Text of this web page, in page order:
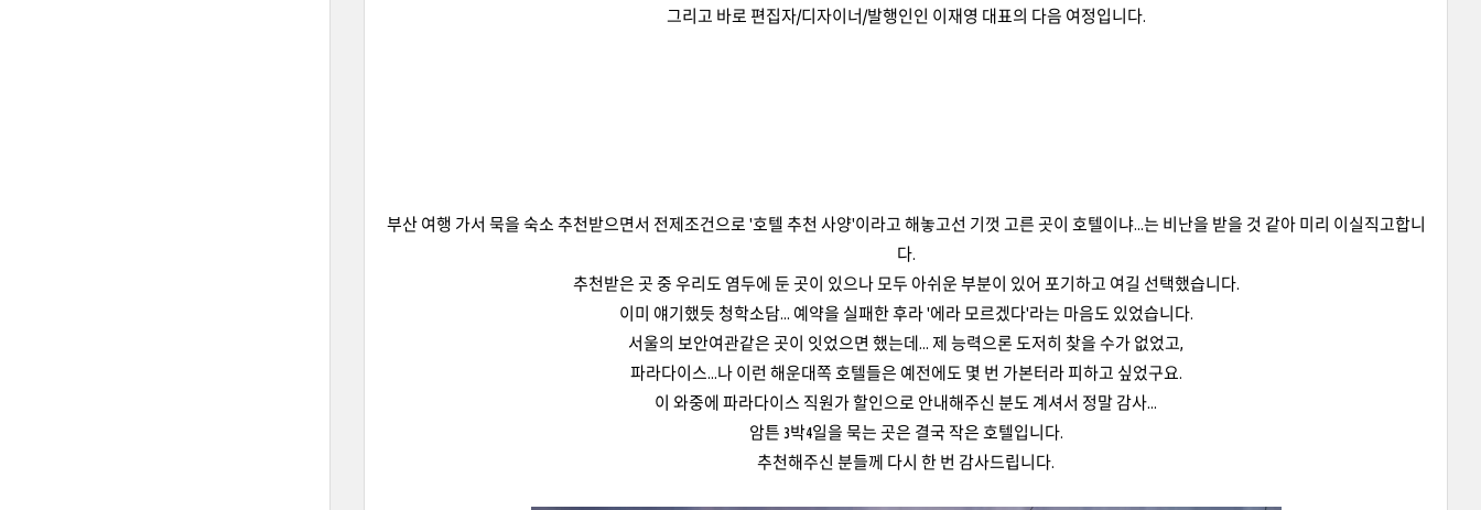
그리고 바로 편집자/디자이너/발행인인 이재영 대표의 다음 여정입니다.
부산 여행 가서 묵을 숙소 추천받으면서 전제조건으로 '호텔 추천 사양'이라고 해놓고선 기껏 고른 곳이 호텔이냐...는 비난을 받을 것 같아 미리 이실직고합니
다.
추천받은 곳 중 우리도 염두에 둔 곳이 있으나 모두 아쉬운 부분이 있어 포기하고 여길 선택했습니다.
이미 얘기했듯 청학소담... 예약을 실패한 후라 '에라 모르겠다'라는 마음도 있었습니다.
서울의 보안여관같은 곳이 잇었으면 했는데... 제 능력으론 도저히 찾을 수가 없었고,
파라다이스...나 이런 해운대쪽 호텔들은 예전에도 몇 번 가본터라 피하고 싶었구요.
이 와중에 파라다이스 직원가 할인으로 안내해주신 분도 계셔서 정말 감사...
암튼 3박4일을 묵는 곳은 결국 작은 호텔입니다.
추천해주신 분들께 다시 한 번 감사드립니다.